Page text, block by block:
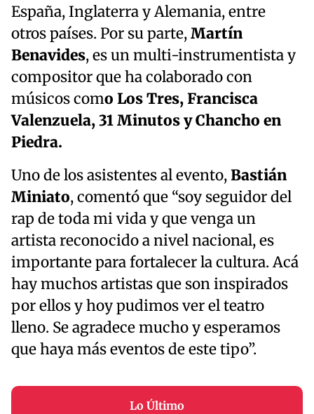
España, Inglaterra y Alemania, entre
otros países. Por su parte,Martín
Benavides, es un multi-instrumentista y
compositor que ha colaborado con
músicos como Los Tres, Francisca
Valenzuela, 31 Minutos y Chancho en
Piedra.
Uno de los asistentes al evento,Bastián
Miniato, comentó que “soy seguidor del
rap de toda mi vida y que venga un
artista reconocido a nivel nacional, es
importante para fortalecer la cultura. Acá
hay muchos artistas que son inspirados
por ellos y hoy pudimos ver el teatro
lleno. Se agradece mucho y esperamos
que haya más eventos de este tipo”.
Lo Último